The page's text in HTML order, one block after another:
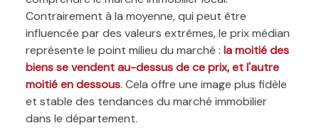
Contrairement à la moyenne, qui peut être
influencée par des valeurs extrêmes, le prix médian
représente le point milieu du marché : la moitié des
biens se vendent au-dessus de ce prix, et l'autre
moitié en dessous. Cela offre une image plus fidèle
et stable des tendances du marché immobilier
dans le département.